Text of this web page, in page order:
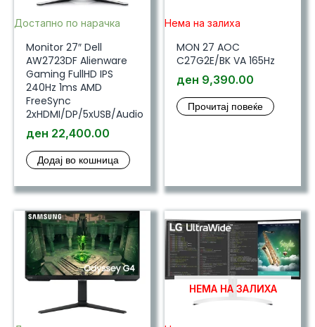
Достапно по нарачка
Monitor 27″ Dell
AW2723DF Alienware
Gaming FullHD IPS
240Hz 1ms AMD
FreeSync
2xHDMI/DP/5xUSB/Audio
ден 22,400.00
Додај во кошница
Нема на залиха
MON 27 AOC
C27G2E/BK VA 165Hz
ден 9,390.00
Прочитај повеќе
НЕМА НА ЗАЛИХА